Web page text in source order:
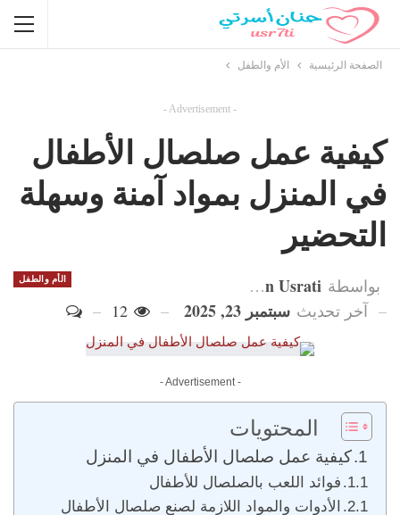
الصفحة الرئيسية الأم والطفل
- Advertisement -
كيفية عمل صلصال الأطفال
في المنزل بمواد آمنة وسهلة
التحضير
الأم والطفل بواسطة Hanan Usrati
آخر تحديث سبتمبر 23, 2025
- Advertisement -
المحتويات
كيفية عمل صلصال الأطفال في المنزل
فوائد اللعب بالصلصال للأطفال
الأدوات والمواد اللازمة لصنع صلصال الأطفال